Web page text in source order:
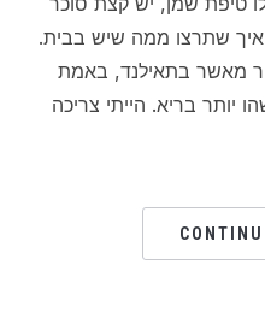
איך שתרצו ממה שיש בבית.
מאשר בתאילנד, באמת
יותר בריא. הייתי צריכה